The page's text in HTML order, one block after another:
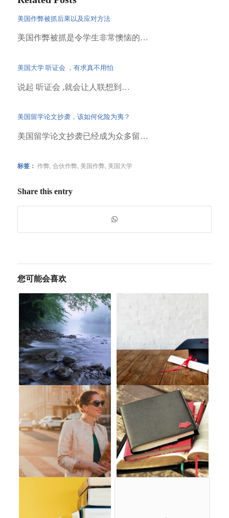
美国作弊被抓后果以及应对方法
美国作弊被抓是令学生非常懊恼的…
美国大学 听证会 ，有求真不用怕
说起 听证会 ,就会让人联想到…
美国留学论文抄袭，该如何化险为夷？
美国留学论文抄袭已经成为众多留…
标签： 作弊, 合伙作弊, 美国作弊, 美国大学
Share this entry
您可能会喜欢